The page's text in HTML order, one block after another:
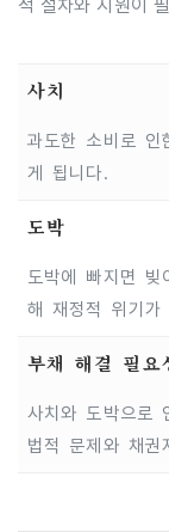
적 절차와 지원이
사치
과도한 소비로 인
게 됩니다.
도박
도박에 빠지면
해 재정적 위기가
부채 해결 필요
사치와 도박으로
법적 문제와 채권